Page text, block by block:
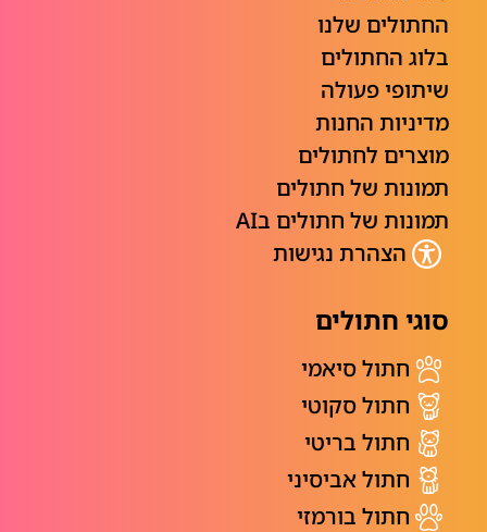
החתולים שלנו
בלוג החתולים
שיתופי פעולה
מדיניות החנות
מוצרים לחתולים
תמונות של חתולים
תמונות של חתולים בAI
הצהרת נגישות
סוגי חתולים
חתול סיאמי
חתול סקוטי
חתול בריטי
חתול אביסיני
חתול בורמזי